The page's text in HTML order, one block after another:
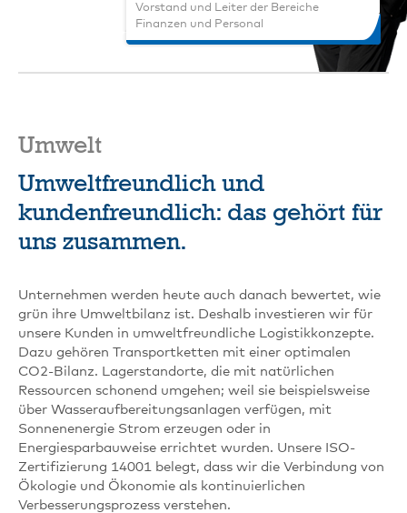
Vorstand und Leiter der Bereiche
Finanzen und Personal
Umwelt
Umweltfreundlich und
kundenfreundlich: das gehört für
uns zusammen.
Unternehmen werden heute auch danach bewertet, wie
grün ihre Umweltbilanz ist. Deshalb investieren wir für
unsere Kunden in umweltfreundliche Logistikkonzepte.
Dazu gehören Transportketten mit einer optimalen
CO2-Bilanz. Lagerstandorte, die mit natürlichen
Ressourcen schonend umgehen; weil sie beispielsweise
über Wasseraufbereitungsanlagen verfügen, mit
Sonnenenergie Strom erzeugen oder in
Energiesparbauweise errichtet wurden. Unsere ISO-
Zertifizierung 14001 belegt, dass wir die Verbindung von
Ökologie und Ökonomie als kontinuierlichen
Verbesserungsprozess verstehen.